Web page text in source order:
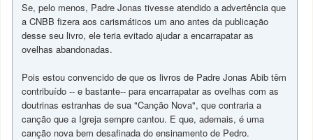
Se, pelo menos, Padre Jonas tivesse atendido a advertência que
a CNBB fizera aos carismáticos um ano antes da publicação
desse seu livro, ele teria evitado ajudar a encarrapatar as
ovelhas abandonadas.
Pois estou convencido de que os livros de Padre Jonas Abib têm
contribuído -- e bastante-- para encarrapatar as ovelhas com as
doutrinas estranhas de sua "Canção Nova", que contraria a
canção que a Igreja sempre cantou. E que, ademais, é uma
canção nova bem desafinada do ensinamento de Pedro.